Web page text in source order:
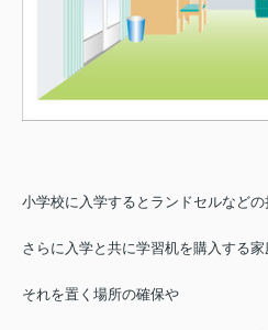
小学校に入学するとランドセルなどの
さらに入学と共に学習机を購入する
それを置く場所の確保や